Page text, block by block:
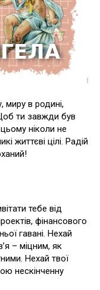
миру в родині,
ти завжди був
ніколи не
життєві цілі. Радій
тебе від
фінансового
гавані. Нехай
– міцним, як
Нехай твої
нескінченну